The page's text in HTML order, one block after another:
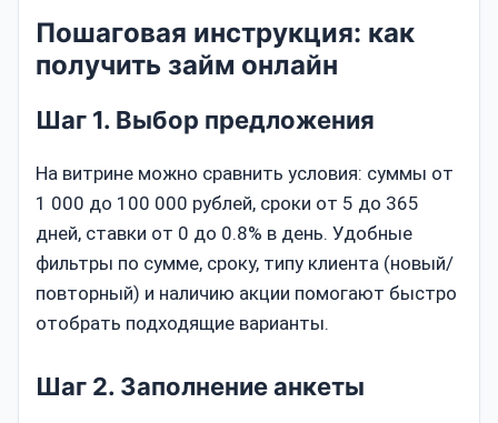
Пошаговая инструкция: как
получить займ онлайн
Шаг 1. Выбор предложения
На витрине можно сравнить условия: суммы от
1 000 до 100 000 рублей, сроки от 5 до 365
дней, ставки от 0 до 0.8% в день. Удобные
фильтры по сумме, сроку, типу клиента (новый/
повторный) и наличию акции помогают быстро
отобрать подходящие варианты.
Шаг 2. Заполнение анкеты